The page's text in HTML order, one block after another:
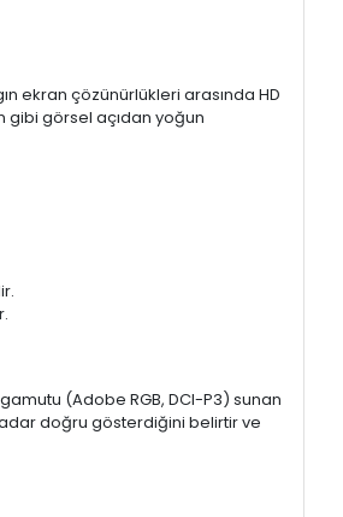
ekran çözünürlükleri arasında HD
gibi görsel açıdan yoğun
(Adobe RGB, DCI-P3) sunan
doğru gösterdiğini belirtir ve